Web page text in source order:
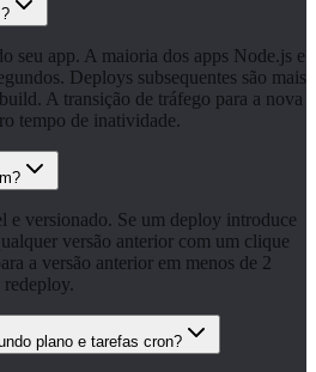
seu app. A maioria dos apps Node.js e
Deploys subsequentes são mais
A transição de tráfego para a nova
tempo de inatividade.
e versionado. Se um deploy introduce
versão anterior com um clique
a versão anterior em menos de 2
plano e tarefas cron?